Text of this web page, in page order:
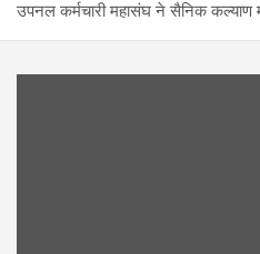
उपनल कर्मचारी महासंघ ने सैनिक कल्याण